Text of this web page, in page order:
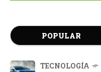
POPULAR
TECNOLOGÍA